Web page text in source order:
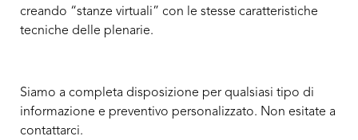
creando “stanze virtuali” con le stesse caratteristiche
tecniche delle plenarie.
Siamo a completa disposizione per qualsiasi tipo di
informazione e preventivo personalizzato. Non esitate a
contattarci.